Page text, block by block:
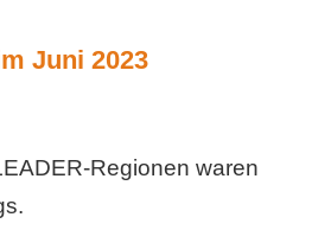
Juni 2023
Regionen waren